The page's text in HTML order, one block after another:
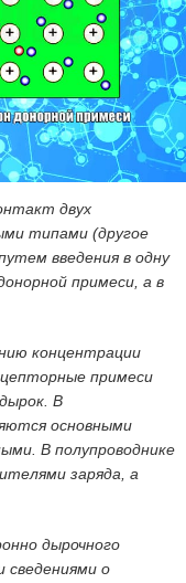
двух
типами (другое
введения в одну
примеси, а в
концентрации
примеси
В
основными
В полупроводнике
заряда, а
дырочного
сведениями о